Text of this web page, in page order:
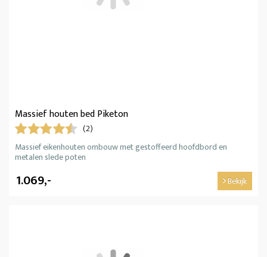
Massief houten bed Piketon
(2)
Massief eikenhouten ombouw met gestoffeerd hoofdbord en
metalen slede poten
1.069,- Bekijk